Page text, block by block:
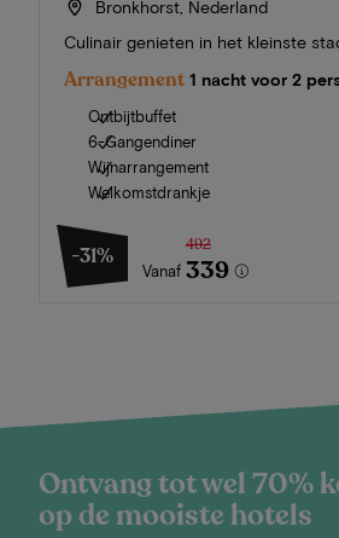
Bronkhorst, Nederland
Culinair genieten in het kleinste
Arrangement 1 nacht voor 2
Ontbijtbuffet
6-Gangendiner
Wijnarrangement
Welkomstdrankje
-31%
Vanaf
492
339
Ontvang tot wel 70%
op de mooiste hotels